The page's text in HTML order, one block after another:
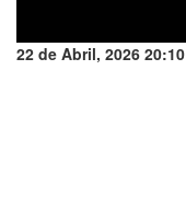
22 de Abril, 2026 20:10